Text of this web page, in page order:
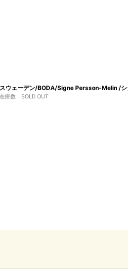
スウェーデン/BODA/Signe Persson-Melin /
在庫数 SOLD OUT